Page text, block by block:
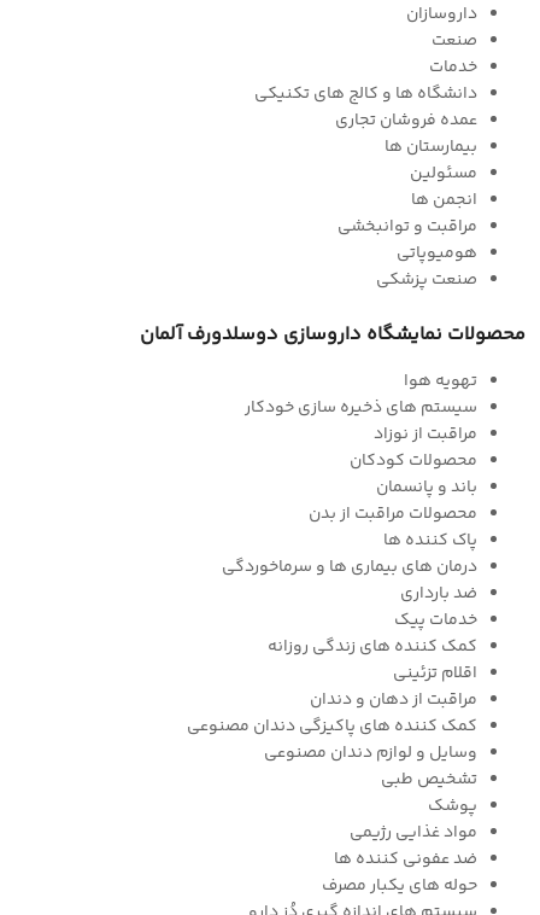
داروسازان
صنعت
خدمات
دانشگاه ها و کالج های تکنیکی
عمده فروشان تجاری
بیمارستان ها
مسئولین
انجمن ها
مراقبت و توانبخشی
هومیوپاتی
صنعت پزشکی
محصولات نمایشگاه داروسازی دوسلدورف آلمان
تهویه هوا
سیستم های ذخیره سازی خودکار
مراقبت از نوزاد
محصولات کودکان
باند و پانسمان
محصولات مراقبت از بدن
پاک کننده ها
درمان های بیماری ها و سرماخوردگی
ضد بارداری
خدمات پیک
کمک کننده های زندگی روزانه
اقلام تزئینی
مراقبت از دهان و دندان
کمک کننده های پاکیزگی دندان مصنوعی
وسایل و لوازم دندان مصنوعی
تشخیص طبی
پوشک
مواد غذایی رژیمی
ضد عفونی کننده ها
حوله های یکبار مصرف